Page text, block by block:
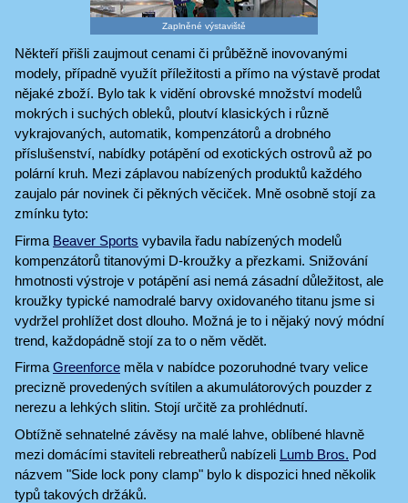
Zaplněné výstaviště
Někteří přišli zaujmout cenami či průběžně inovovanými
modely, případně využít příležitosti a přímo na výstavě prodat
nějaké zboží. Bylo tak k vidění obrovské množství modelů
mokrých i suchých obleků, ploutví klasických i různě
vykrajovaných, automatik, kompenzátorů a drobného
příslušenství, nabídky potápění od exotických ostrovů až po
polární kruh. Mezi záplavou nabízených produktů každého
zaujalo pár novinek či pěkných věciček. Mně osobně stojí za
zmínku tyto:
Firma Beaver Sports vybavila řadu nabízených modelů
kompenzátorů titanovými D-kroužky a přezkami. Snižování
hmotnosti výstroje v potápění asi nemá zásadní důležitost, ale
kroužky typické namodralé barvy oxidovaného titanu jsme si
vydržel prohlížet dost dlouho. Možná je to i nějaký nový módní
trend, každopádně stojí za to o něm vědět.
Firma Greenforce měla v nabídce pozoruhodné tvary velice
precizně provedených svítilen a akumulátorových pouzder z
nerezu a lehkých slitin. Stojí určitě za prohlédnutí.
Obtížně sehnatelné závěsy na malé lahve, oblíbené hlavně
mezi domácími staviteli rebreatherů nabízeli Lumb Bros. Pod
názvem "Side lock pony clamp" bylo k dispozici hned několik
typů takových držáků.